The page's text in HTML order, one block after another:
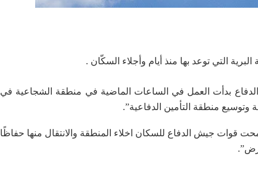
التي توعد بها منذ أيام وأجلاء السكّان .
بدأت العمل في الساعات الماضية في منطقة الشجاعية في
منطقة التأمين الدفاعية”.
قوات جيش الدفاع للسكان اخلاء المنطقة والانتقال منها حفاظًا